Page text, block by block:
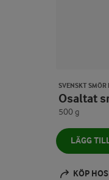
SVENSKT SMÖR
Osaltat
500 g
LÄGG
KÖP